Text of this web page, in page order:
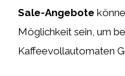
Sale-Angebote
Möglichkeit sein, um
Kaffeevollautomaten